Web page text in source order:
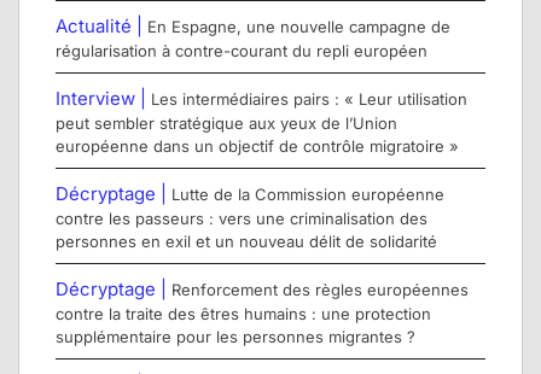
Actualité |
En Espagne, une nouvelle campagne de
régularisation à contre-courant du repli européen
Interview |
Les intermédiaires pairs : « Leur utilisation
peut sembler stratégique aux yeux de l’Union
européenne dans un objectif de contrôle migratoire »
Décryptage |
Lutte de la Commission européenne
contre les passeurs : vers une criminalisation des
personnes en exil et un nouveau délit de solidarité
Décryptage |
Renforcement des règles européennes
contre la traite des êtres humains : une protection
supplémentaire pour les personnes migrantes ?